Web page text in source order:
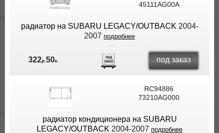
45111AG00A
радиатор на SUBARU LEGACY/OUTBACK 2004-
2007 подробнее
322р. 50к. под заказ
RC94886
73210AG000
радиатор кондиционера на SUBARU
LEGACY/OUTBACK 2004-2007 подробнее